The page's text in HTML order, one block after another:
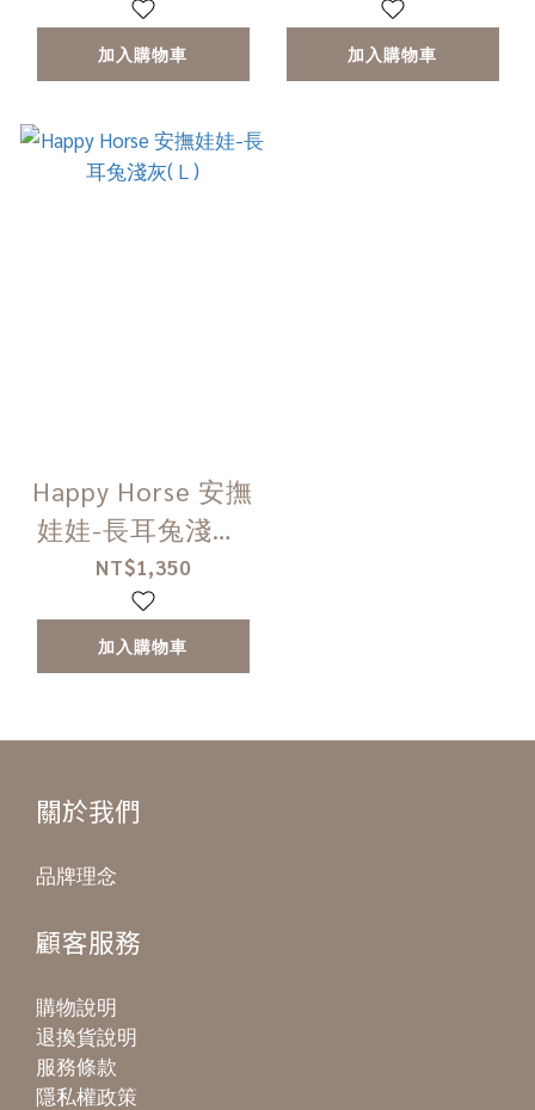
加入購物車 加入購物車
Happy Horse 安撫
娃娃-長耳兔淺灰(
L )
NT$1,350
加入購物車
關於我們
品牌理念
顧客服務
購物說明
退換貨說明
服務條款
隱私權政策